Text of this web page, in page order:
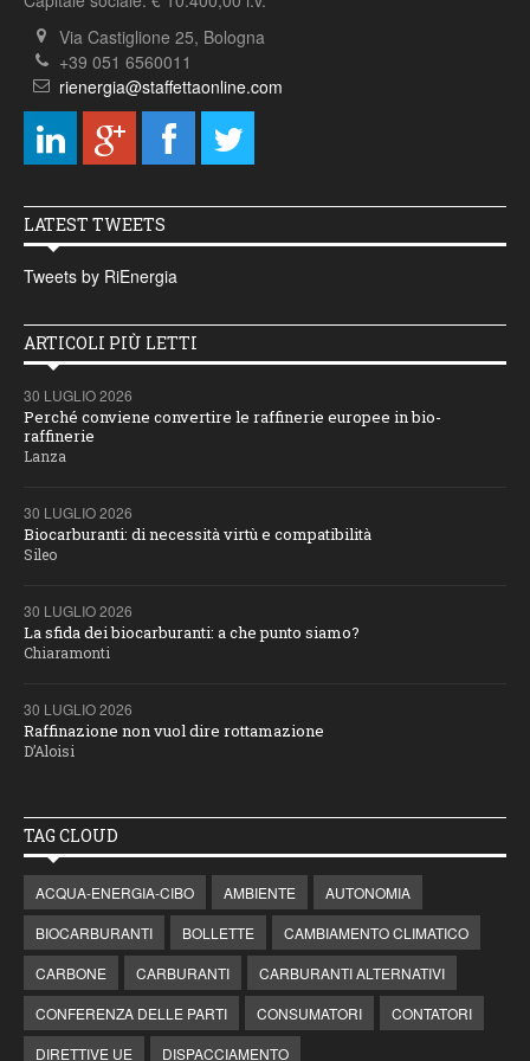
Via Castiglione 25, Bologna
+39 051 6560011
rienergia@staffettaonline.com
LATEST TWEETS
Tweets by RiEnergia
ARTICOLI PIÙ LETTI
30 LUGLIO 2026
Perché conviene convertire le raffinerie europee in bio-
raffinerie
Lanza
30 LUGLIO 2026
Biocarburanti: di necessità virtù e compatibilità
Sileo
30 LUGLIO 2026
La sfida dei biocarburanti: a che punto siamo?
Chiaramonti
30 LUGLIO 2026
Raffinazione non vuol dire rottamazione
D’Aloisi
TAG CLOUD
ACQUA-ENERGIA-CIBO AMBIENTE
AUTONOMIA
BIOCARBURANTI
BOLLETTE
CAMBIAMENTO CLIMATICO
CARBONE
CARBURANTI
CARBURANTI ALTERNATIVI
CONFERENZA DELLE PARTI
CONSUMATORI
CONTATORI
DIRETTIVE UE
DISPACCIAMENTO